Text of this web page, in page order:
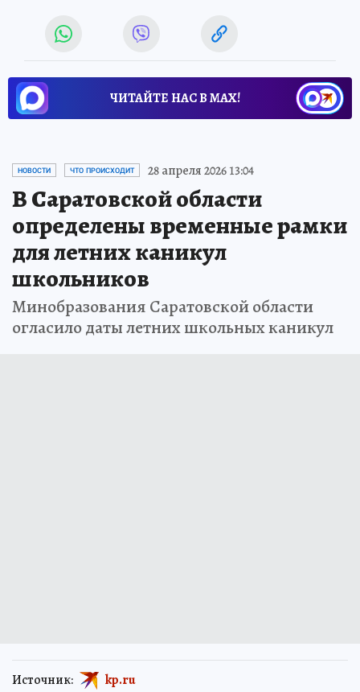
ЧИТАЙТЕ НАС В МАХ!
НОВОСТИ ЧТО ПРОИСХОДИТ 28 апреля 2026 13:04
В Саратовской области
определены временные рамки
для летних каникул
школьников
Минобразования Саратовской области
огласило даты летних школьных каникул
Источник: kp.ru